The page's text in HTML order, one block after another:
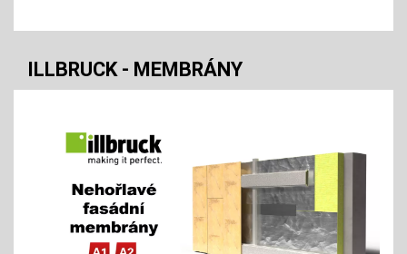
ILLBRUCK - MEMBRÁNY